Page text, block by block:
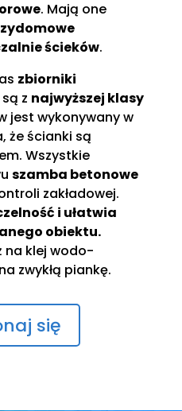
. Mają one
ścieków.
zbiorniki
z najwyższej klasy
jest wykonywany w
że ścianki są
Wszystkie
szamba betonowe
zakładowej.
i ułatwia
obiektu.
na klej wodo-
zwykłą piankę.
się